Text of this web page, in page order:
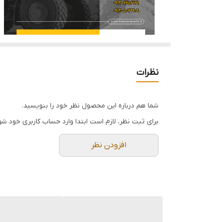
نظرات
شما هم درباره این محصول نظر خود را بنویسید.
برای ثبت نظر، لازم است ابتدا وارد حساب کاربری خود
افزودن نظر